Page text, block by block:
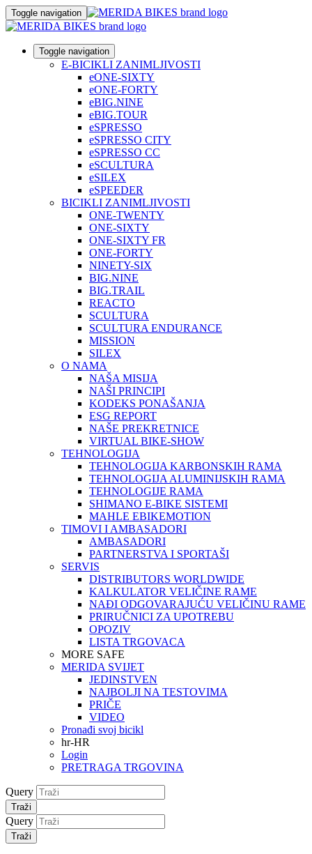
Toggle navigation
Toggle navigation
E-BICIKLI ZANIMLJIVOSTI
eONE-SIXTY
eONE-FORTY
eBIG.NINE
eBIG.TOUR
eSPRESSO
eSPRESSO CITY
eSPRESSO CC
eSCULTURA
eSILEX
eSPEEDER
BICIKLI ZANIMLJIVOSTI
ONE-TWENTY
ONE-SIXTY
ONE-SIXTY FR
ONE-FORTY
NINETY-SIX
BIG.NINE
BIG.TRAIL
REACTO
SCULTURA
SCULTURA ENDURANCE
MISSION
SILEX
O NAMA
NAŠA MISIJA
NAŠI PRINCIPI
KODEKS PONAŠANJA
ESG REPORT
NAŠE PREKRETNICE
VIRTUAL BIKE-SHOW
TEHNOLOGIJA
TEHNOLOGIJA KARBONSKIH RAMA
TEHNOLOGIJA ALUMINIJSKIH RAMA
TEHNOLOGIJE RAMA
SHIMANO E-BIKE SISTEMI
MAHLE EBIKEMOTION
TIMOVI I AMBASADORI
AMBASADORI
PARTNERSTVA I SPORTAŠI
SERVIS
DISTRIBUTORS WORLDWIDE
KALKULATOR VELIČINE RAME
NAĐI ODGOVARAJUĆU VELIČINU RAME
PRIRUČNICI ZA UPOTREBU
OPOZIV
LISTA TRGOVACA
MORE SAFE
MERIDA SVIJET
JEDINSTVEN
NAJBOLJI NA TESTOVIMA
PRIČE
VIDEO
Pronađi svoj bicikl
hr-HR
Login
PRETRAGA TRGOVINA
Query
Traži
Query
Traži